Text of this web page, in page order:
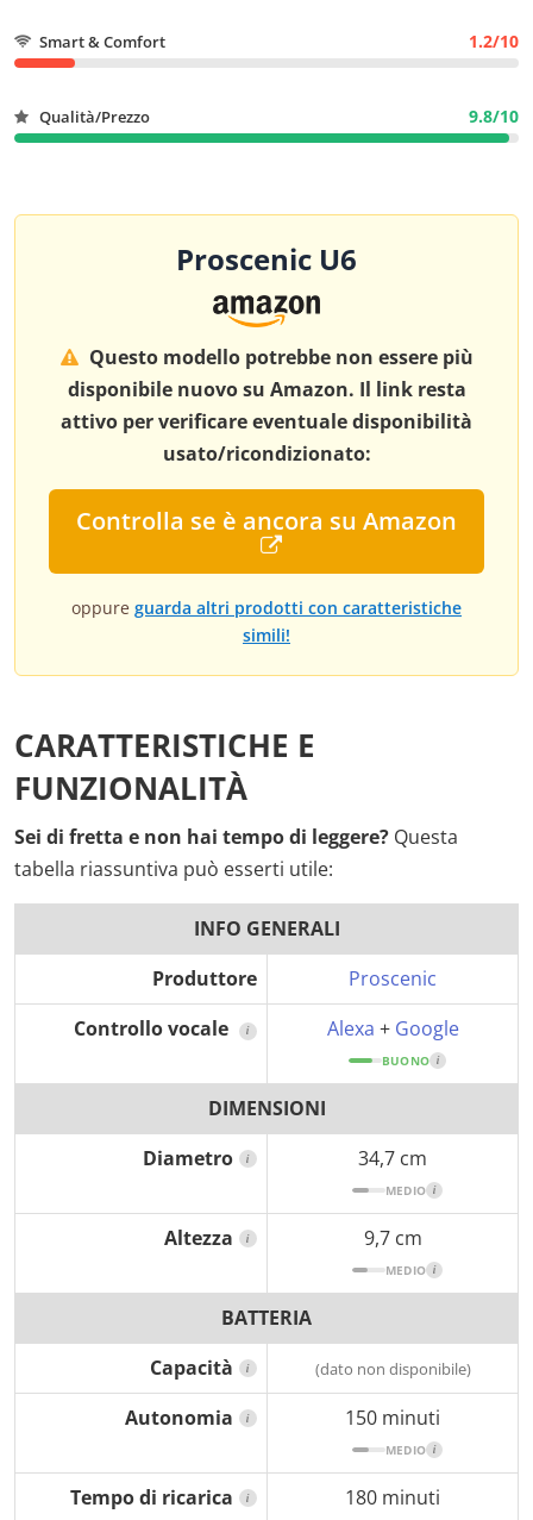
Smart & Comfort 1.2/10
Qualità/Prezzo 9.8/10
Proscenic U6
Questo modello potrebbe non essere più
disponibile nuovo su Amazon. Il link resta
attivo per verificare eventuale disponibilità
usato/ricondizionato:
Controlla se è ancora su Amazon
oppure guarda altri prodotti con caratteristiche
simili!
CARATTERISTICHE E
FUNZIONALITÀ
Sei di fretta e non hai tempo di leggere? Questa
tabella riassuntiva può esserti utile:
INFO GENERALI
Produttore
Proscenic
Controllo vocale
i Alexa + Google
BUONO i
DIMENSIONI
Diametro
i 34,7 cm
MEDIO i
Altezza i 9,7 cm
MEDIO i
BATTERIA
Capacità
i (dato non disponibile)
Autonomia i 150 minuti
MEDIO i
Tempo di ricarica i 180 minuti